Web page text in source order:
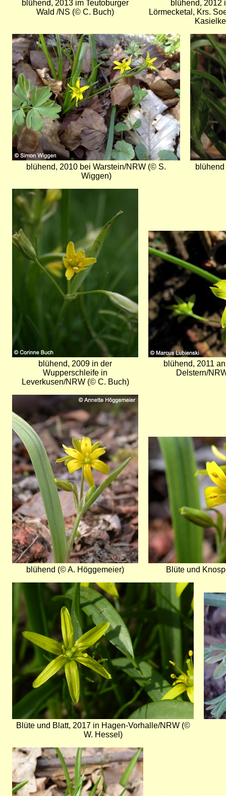
blühend, 2013 im Teutoburger
Wald /NS (© C. Buch)
blühend, 2012
Lörmecketal, Krs.
Bild
blühend, 2010 bei Warstein/NRW (© S.
Wiggen)
Bild
Bild
blühend, 2009 in der
Wupperschleife in
Leverkusen/NRW (© C. Buch)
Bild
blühend, 2011
Delstern/
blühend (© A. Höggemeier)
Bild
Blüte und
Blüte und Blatt, 2017 in Hagen-Vorhalle/NRW (©
W. Hessel)
Bild
Bild